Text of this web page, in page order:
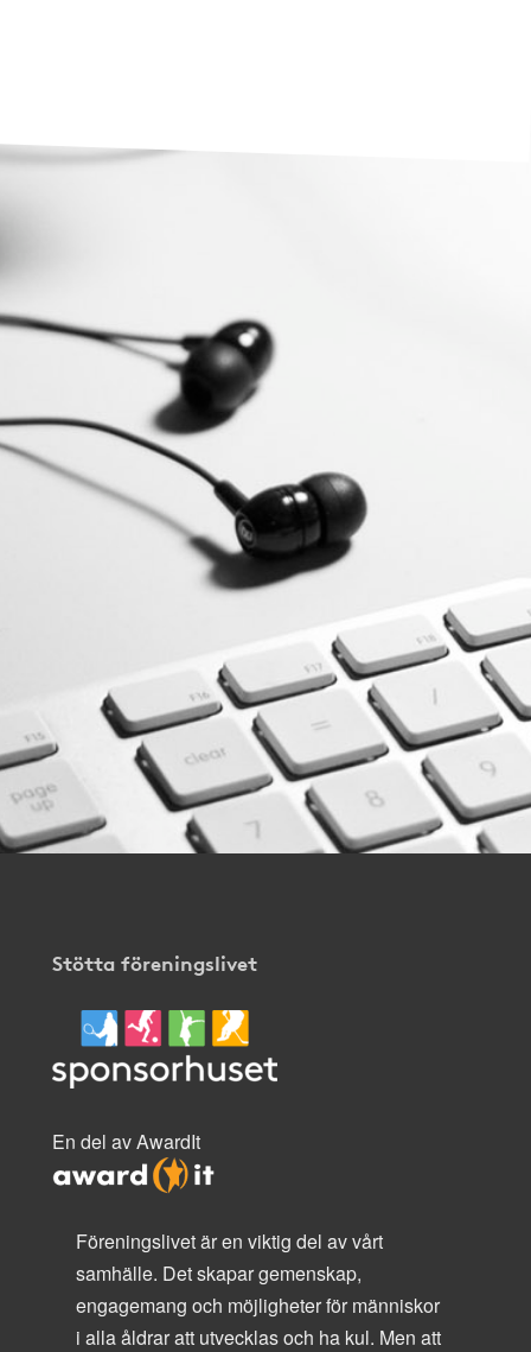
Stötta föreningslivet
En del av AwardIt
Föreningslivet är en viktig del av vårt
samhälle. Det skapar gemenskap,
engagemang och möjligheter för människor
i alla åldrar att utvecklas och ha kul. Men att